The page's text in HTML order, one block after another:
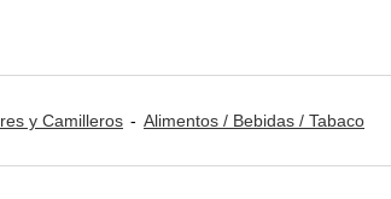
y Camilleros Alimentos / Bebidas / Tabaco